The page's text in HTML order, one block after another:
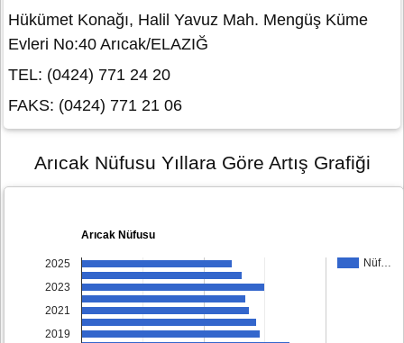
Hükümet Konağı, Halil Yavuz Mah. Mengüş Küme
Evleri No:40 Arıcak/ELAZIĞ
TEL: (0424) 771 24 20
FAKS: (0424) 771 21 06
Arıcak Nüfusu Yıllara Göre Artış Grafiği
Arıcak Nüfusu
Nüf…
2025
2023
2021
2019